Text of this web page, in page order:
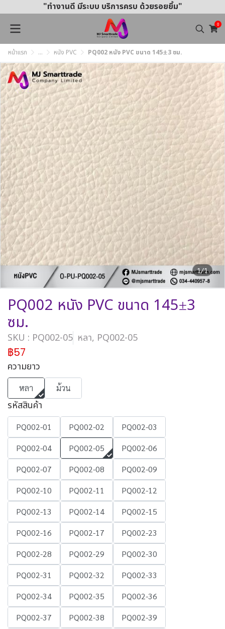
"ทำงานดี มีระบบ บริการครบ ด้วยรอยยิ้ม"
0
หน้าแรก ... หนัง PVC PQ002 หนัง PVC ขนาด 145±3 ซม.
1/1
PQ002 หนัง PVC ขนาด 145±3
ซม.
SKU : PQ002-05 หลา, PQ002-05
฿57
ความยาว
หลา ม้วน
รหัสสินค้า
PQ002-01 PQ002-02
PQ002-03
PQ002-04
PQ002-05
PQ002-06
PQ002-07
PQ002-08
PQ002-09
PQ002-10
PQ002-11
PQ002-12
PQ002-13
PQ002-14
PQ002-15
PQ002-16
PQ002-17
PQ002-23
PQ002-28
PQ002-29
PQ002-30
PQ002-31
PQ002-32
PQ002-33
PQ002-34
PQ002-35
PQ002-36
PQ002-37
PQ002-38
PQ002-39